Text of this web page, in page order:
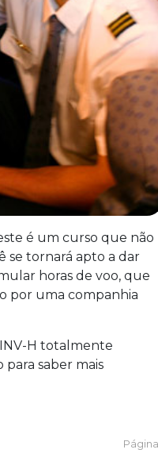
é um curso que não
se tornará apto a dar
horas de voo, que
por uma companhia
INV-H totalmente
saber mais